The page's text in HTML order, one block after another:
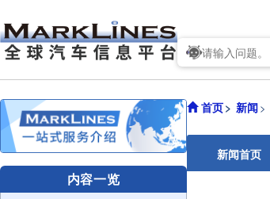
内容一览
首页 新闻
新闻首页